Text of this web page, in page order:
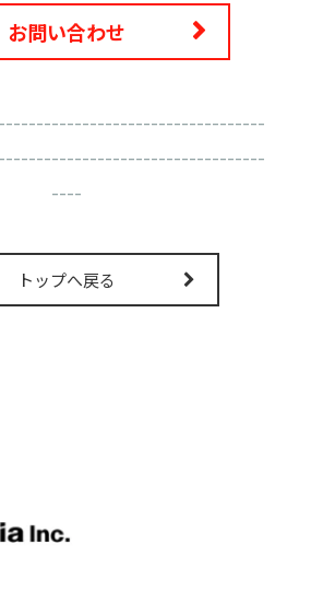
お問い合わせ
----
トップへ戻る